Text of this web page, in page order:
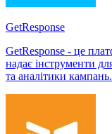
GetResponse
GetResponse - це
надає інструменти
та аналітики кампань.